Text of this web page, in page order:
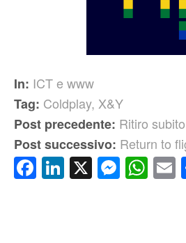
In: ICT e www
Tag: Coldplay, X&Y
Post precedente: Ritiro subito
Post successivo: Return to
Facebook
LinkedIn
X